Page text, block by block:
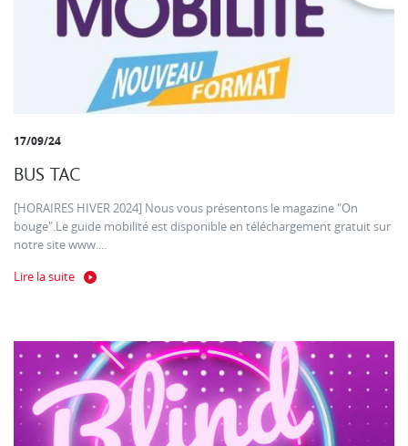
17/09/24
BUS TAC
[HORAIRES HIVER 2024] Nous vous présentons le magazine "On
bouge".Le guide mobilité est disponible en téléchargement gratuit sur
notre site www....
Lire la suite